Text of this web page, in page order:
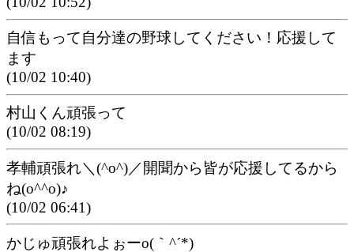
自信もって自分達の野球してください！応援して
ます
(10/02 10:40)
村山くん頑張って
(10/02 08:19)
孝輔頑張れ＼(^o^)／開聞から皆が応援してるから
ね(o^^o)♪
(10/02 06:41)
かじゅ頑張れよぉーo(｀^´*)